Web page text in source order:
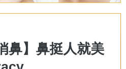
鼻】鼻挺人就美